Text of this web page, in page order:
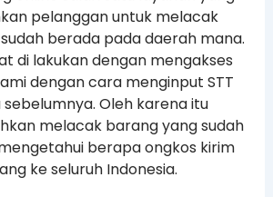
pelanggan untuk melacak
berada pada daerah mana.
di lakukan dengan mengakses
dengan cara menginput STT
Oleh karena itu
melacak barang yang sudah
berapa ongkos kirim
ke seluruh Indonesia.